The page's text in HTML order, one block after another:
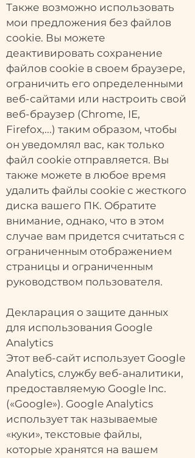
Также возможно использовать
мои предложения без файлов
cookie. Вы можете
деактивировать сохранение
файлов cookie в своем браузере,
ограничить его определенными
веб-сайтами или настроить свой
веб-браузер (Chrome, IE,
Firefox,...) таким образом, чтобы
он уведомлял вас, как только
файл cookie отправляется. Вы
также можете в любое время
удалить файлы cookie с жесткого
диска вашего ПК. Обратите
внимание, однако, что в этом
случае вам придется считаться с
ограниченным отображением
страницы и ограниченным
руководством пользователя.
Декларация о защите данных
для использования Google
Analytics
Этот веб-сайт использует Google
Analytics, службу веб-аналитики,
предоставляемую Google Inc.
(«Google»). Google Analytics
использует так называемые
«куки», текстовые файлы,
которые хранятся на вашем